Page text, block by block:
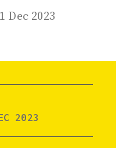
Dec 2023
2023